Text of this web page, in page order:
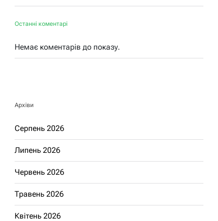
Останні коментарі
Немає коментарів до показу.
Архіви
Серпень 2026
Липень 2026
Червень 2026
Травень 2026
Квітень 2026